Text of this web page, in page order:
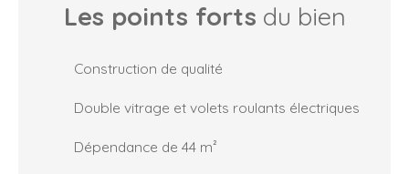
Les points forts du bien
Construction de qualité
Double vitrage et volets roulants électriques
Dépendance de 44 m²